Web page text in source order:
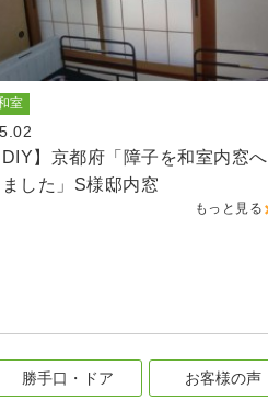
室
】京都府「障子を和室内窓へ
した」S様邸内窓
もっと見る
勝手口・ドア お客様の声